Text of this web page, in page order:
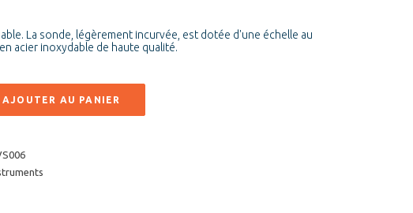
La sonde, légèrement incurvée, est dotée d'une échelle au
acier inoxydable de haute qualité.
AJOUTER AU PANIER